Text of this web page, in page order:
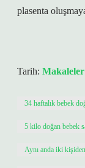
plasenta
Tarih: Makaleler
34 haftalık bebek
5 kilo doğan bebek
Aynı anda iki